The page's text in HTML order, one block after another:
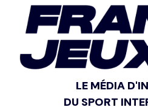
LE MÉDIA
DU SPORT